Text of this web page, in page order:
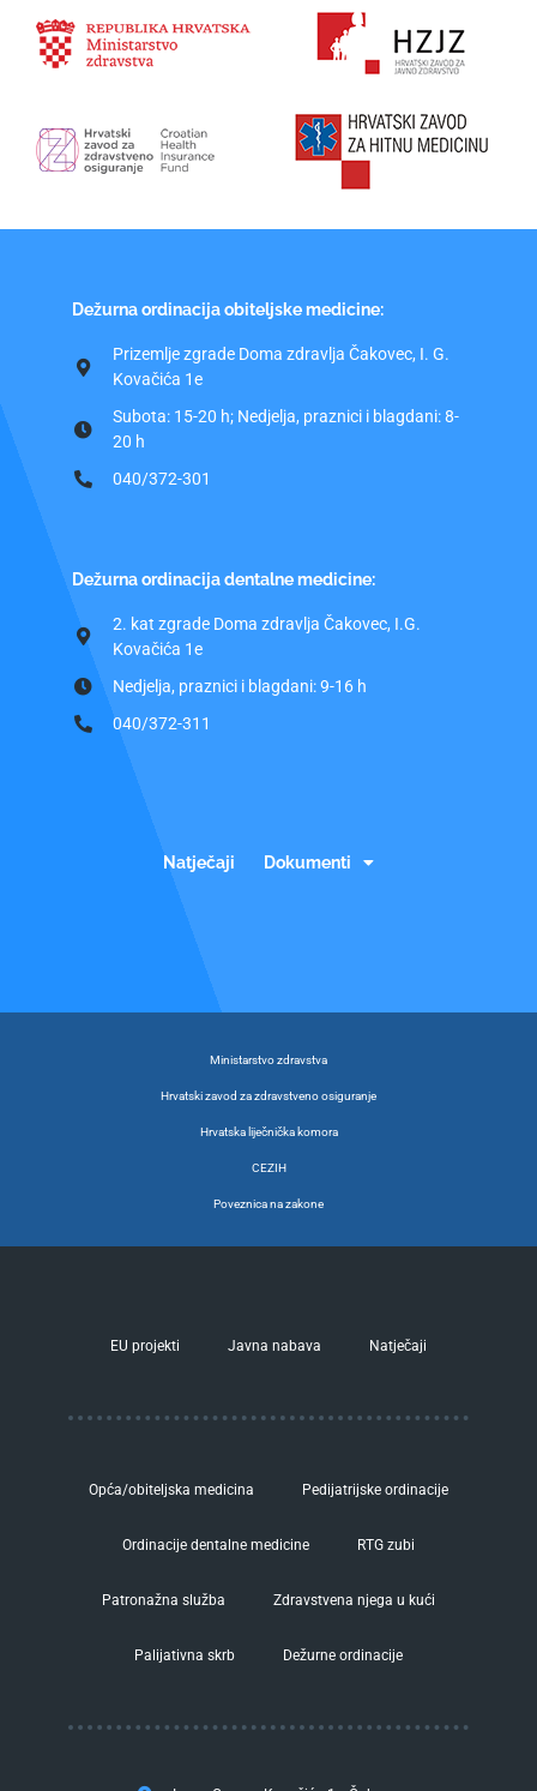
Dežurna ordinacija obiteljske medicine:
Prizemlje zgrade Doma zdravlja Čakovec, I. G.
Kovačića 1e
Subota: 15-20 h; Nedjelja, praznici i blagdani: 8-
20 h
040/372-301
Dežurna ordinacija dentalne medicine:
2. kat zgrade Doma zdravlja Čakovec, I.G.
Kovačića 1e
Nedjelja, praznici i blagdani: 9-16 h
040/372-311
Natječaji Dokumenti
Ministarstvo zdravstva
Hrvatski zavod za zdravstveno osiguranje
Hrvatska liječnička komora
CEZIH
Poveznica na zakone
EU projekti Javna nabava Natječaji
Opća/obiteljska medicina Pedijatrijske ordinacije
Ordinacije dentalne medicine RTG zubi
Patronažna služba Zdravstvena njega u kući
Palijativna skrb Dežurne ordinacije